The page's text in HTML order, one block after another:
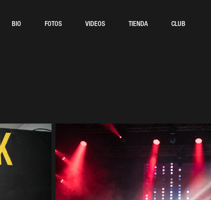
BIO FOTOS VIDEOS TIENDA CLUB